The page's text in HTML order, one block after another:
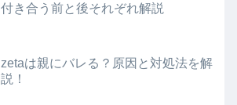
付き合う前と後それぞれ解説
zetaは親にバレる？原因と対処法を解
説！